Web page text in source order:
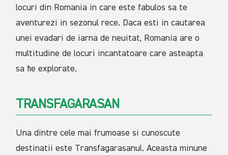
locuri din Romania in care este fabulos sa te
aventurezi in sezonul rece. Daca esti in cautarea
unei evadari de iarna de neuitat, Romania are o
multitudine de locuri incantatoare care asteapta
sa fie explorate.
TRANSFAGARASAN
Una dintre cele mai frumoase si cunoscute
destinatii este Transfagarasanul. Aceasta minune